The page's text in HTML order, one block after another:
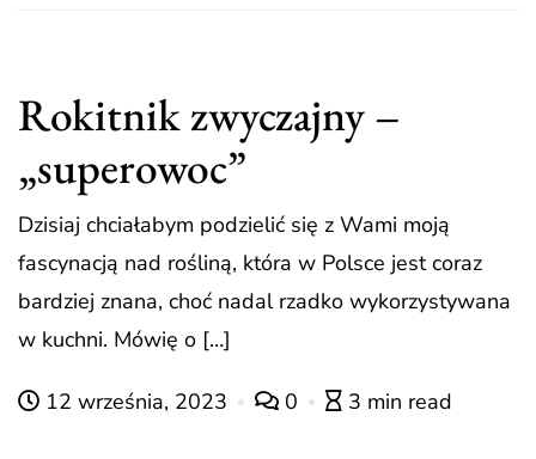
Rokitnik zwyczajny –
„superowoc”
Dzisiaj chciałabym podzielić się z Wami moją
fascynacją nad rośliną, która w Polsce jest coraz
bardziej znana, choć nadal rzadko wykorzystywana
w kuchni. Mówię o […]
12 września, 2023 0 3 min read